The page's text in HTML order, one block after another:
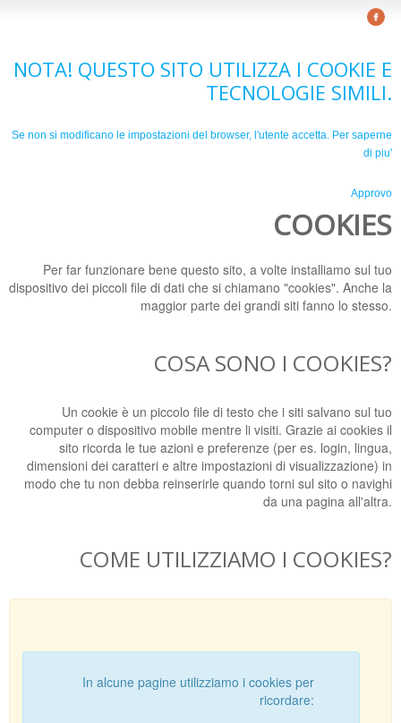
NOTA! QUESTO SITO UTILIZZA I COOKIE E
TECNOLOGIE SIMILI.
Se non si modificano le impostazioni del browser, l'utente accetta. Per saperne
di piu'
Approvo
COOKIES
Per far funzionare bene questo sito, a volte installiamo sul tuo
dispositivo dei piccoli file di dati che si chiamano "cookies". Anche la
maggior parte dei grandi siti fanno lo stesso.
COSA SONO I COOKIES?
Un cookie è un piccolo file di testo che i siti salvano sul tuo
computer o dispositivo mobile mentre li visiti. Grazie ai cookies il
sito ricorda le tue azioni e preferenze (per es. login, lingua,
dimensioni dei caratteri e altre impostazioni di visualizzazione) in
modo che tu non debba reinserirle quando torni sul sito o navighi
da una pagina all'altra.
COME UTILIZZIAMO I COOKIES?
In alcune pagine utilizziamo i cookies per
ricordare: